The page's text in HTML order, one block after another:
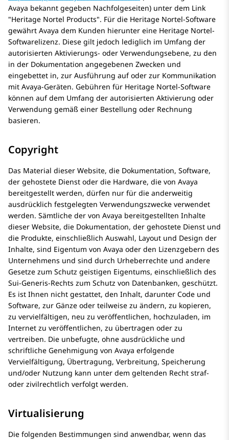
Avaya bekannt gegeben Nachfolgeseiten) unter dem Link
Heritage Nortel Products . Für die Heritage Nortel-Software
gewährt Avaya dem Kunden hierunter eine Heritage Nortel-
Softwarelizenz. Diese gilt jedoch lediglich im Umfang der
autorisierten Aktivierungs- oder Verwendungsebene, zu den
in der Dokumentation angegebenen Zwecken und
eingebettet in, zur Ausführung auf oder zur Kommunikation
mit Avaya-Geräten. Gebühren für Heritage Nortel-Software
können auf dem Umfang der autorisierten Aktivierung oder
Verwendung gemäß einer Bestellung oder Rechnung
basieren.
Copyright
Das Material dieser Website, die Dokumentation, Software,
der gehostete Dienst oder die Hardware, die von Avaya
bereitgestellt werden, dürfen nur für die anderweitig
ausdrücklich festgelegten Verwendungszwecke verwendet
werden. Sämtliche der von Avaya bereitgestellten Inhalte
dieser Website, die Dokumentation, der gehostete Dienst und
die Produkte, einschließlich Auswahl, Layout und Design der
Inhalte, sind Eigentum von Avaya oder den Lizenzgebern des
Unternehmens und sind durch Urheberrechte und andere
Gesetze zum Schutz geistigen Eigentums, einschließlich des
Sui-Generis-Rechts zum Schutz von Datenbanken, geschützt.
Es ist Ihnen nicht gestattet, den Inhalt, darunter Code und
Software, zur Gänze oder teilweise zu ändern, zu kopieren,
zu vervielfältigen, neu zu veröffentlichen, hochzuladen, im
Internet zu veröffentlichen, zu übertragen oder zu
vertreiben. Die unbefugte, ohne ausdrückliche und
schriftliche Genehmigung von Avaya erfolgende
Vervielfältigung, Übertragung, Verbreitung, Speicherung
und/oder Nutzung kann unter dem geltenden Recht straf-
oder zivilrechtlich verfolgt werden.
Virtualisierung
Die folgenden Bestimmungen sind anwendbar, wenn das